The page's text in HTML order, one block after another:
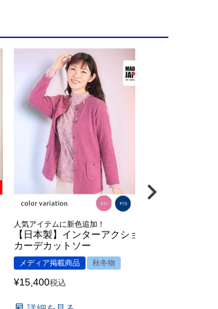
人気アイテムに新色追加！
【日本製】インターアクション
カーデカットソー
メディア掲載商品 秋冬物
¥15,400税込